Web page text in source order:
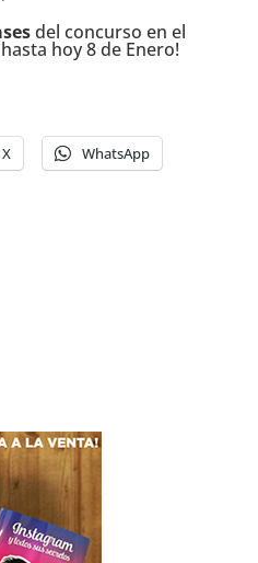
del concurso en el
hoy 8 de Enero!
X WhatsApp